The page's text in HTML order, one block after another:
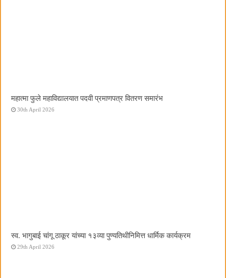
महात्मा फुले महाविद्यालयात पदवी प्रमाणपत्र वितरण समारंभ
30th April 2026
स्व. भागुबाई चांगू ठाकूर यांच्या १३व्या पुण्यतिथीनिमित्त धार्मिक कार्यक्रम
29th April 2026